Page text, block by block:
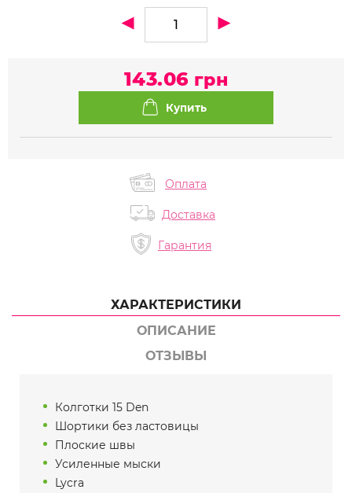
143.06 грн
Оплата
Доставка
Гарантия
ХАРАКТЕРИСТИКИ
ОПИСАНИЕ
ОТЗЫВЫ
Колготки 15 Den
Шортики без ластовицы
Плоские швы
Усиленные мыски
Lycra